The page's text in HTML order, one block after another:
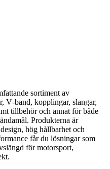
sortiment av
V‑band, kopplingar, slangar,
tillbehör och annat för både
Produkterna är
hög hållbarhet och
får du lösningar som
för motorsport,